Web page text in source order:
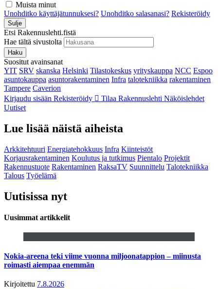
Muista minut
Unohditko käyttäjätunnuksesi? Unohditko salasanasi? Rekisteröidy
Sulje
Etsi Rakennuslehti.fistä
Hae tältä sivustolta
Haku
Suositut avainsanat
YIT SRV skanska Helsinki Tilastokeskus yrityskauppa NCC Espoo
asuntokauppa asuntorakentaminen Infra talotekniikka rakentaminen
Tampere Caverion
Kirjaudu sisään Rekisteröidy Tilaa Rakennuslehti Näköislehdet
Uutiset
Lue lisää näistä aiheista
Arkkitehtuuri Energiatehokkuus Infra Kiinteistöt
Korjausrakentaminen Koulutus ja tutkimus Pientalo Projektit
Rakennustuote Rakentaminen RaksaTV Suunnittelu Talotekniikka
Talous Työelämä
Uutisissa nyt
Uusimmat artikkelit
Nokia-areena teki viime vuonna miljoonatappion – miinusta
roimasti aiempaa enemmän
Kirjoitettu 7.8.2026